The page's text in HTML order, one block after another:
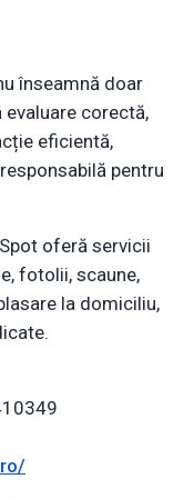
înseamnă doar
corectă,
eficientă,
pentru
oferă servicii
fotolii, scaune,
la domiciliu,